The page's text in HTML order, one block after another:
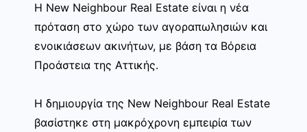
Η New Neighbour Real Estate είναι η νέα
πρόταση στο χώρο των αγοραπωλησιών και
ενοικιάσεων ακινήτων, με βάση τα Βόρεια
Προάστεια της Αττικής.
Η δημιουργία της New Neighbour Real Estate
βασίστηκε στη μακρόχρονη εμπειρία των